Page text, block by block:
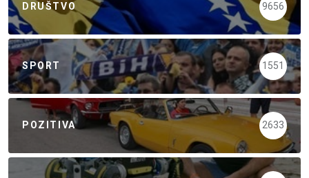
DRUŠTVO 9656
SPORT 1551
POZITIVA 2633